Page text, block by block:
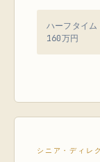
ハーフタイ
160万円
シニア・ディレ